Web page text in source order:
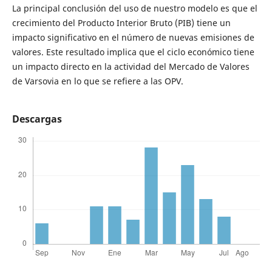
La principal conclusión del uso de nuestro modelo es que el
crecimiento del Producto Interior Bruto (PIB) tiene un
impacto significativo en el número de nuevas emisiones de
valores. Este resultado implica que el ciclo económico tiene
un impacto directo en la actividad del Mercado de Valores
de Varsovia en lo que se refiere a las OPV.
Descargas